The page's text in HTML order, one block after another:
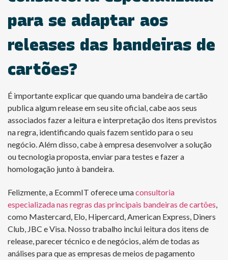
para se adaptar aos
releases das bandeiras de
cartões?
É importante explicar que quando uma bandeira de cartão
publica algum release em seu site oficial, cabe aos seus
associados fazer a leitura e interpretação dos itens previstos
na regra, identificando quais fazem sentido para o seu
negócio. Além disso, cabe à empresa desenvolver a solução
ou tecnologia proposta, enviar para testes e fazer a
homologação junto à bandeira.
Felizmente, a EcommIT oferece umaconsultoria
especializada nas regras das principais bandeiras de cartões,
como Mastercard, Elo, Hipercard, American Express, Diners
Club, JBC e Visa. Nosso trabalho inclui leitura dos itens de
release, parecer técnico e de negócios, além de todas as
análises para que as empresas de meios de pagamento